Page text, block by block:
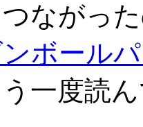
ながっ
ボール
一度読